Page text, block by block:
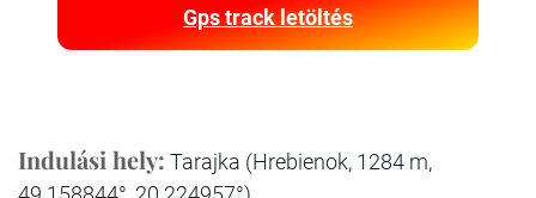
Gps track letöltés
Indulási hely: Tarajka (Hrebienok, 1284 m,